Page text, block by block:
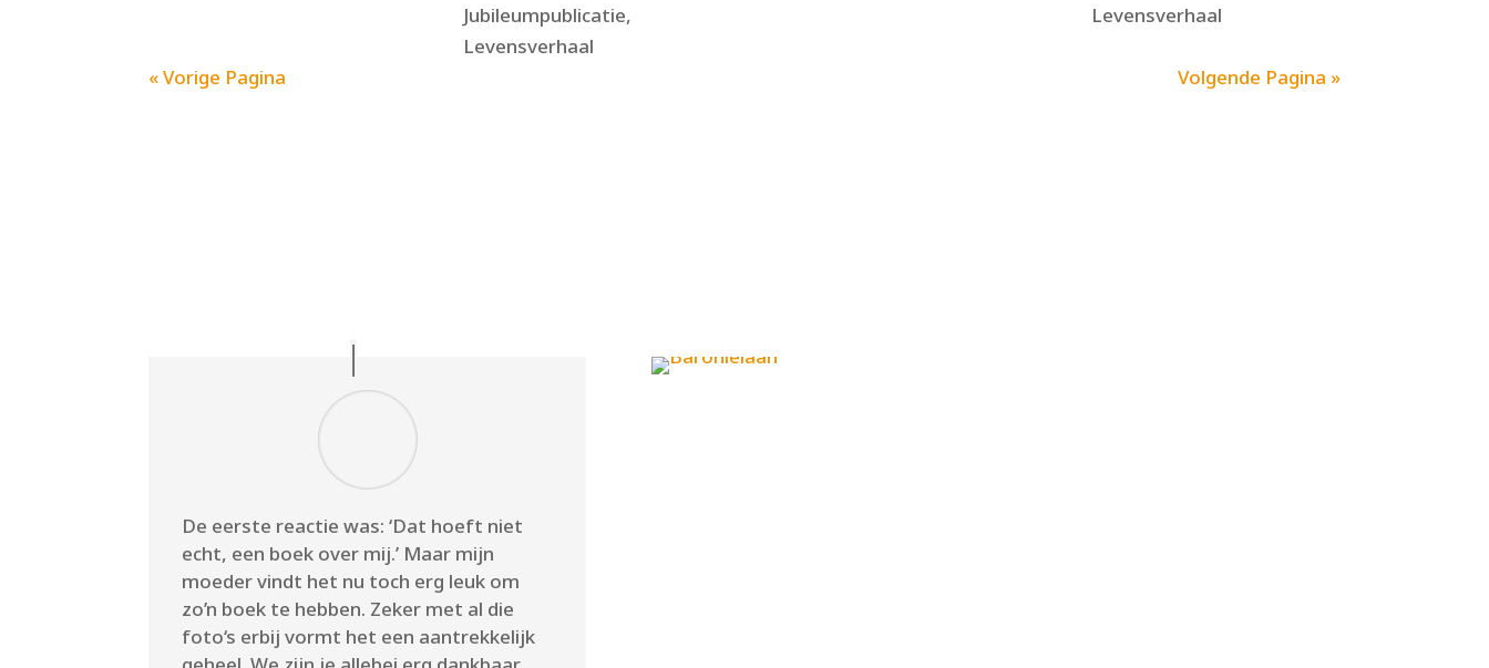
Jubileumpublicatie,
Levensverhaal
Levensverhaal
« Vorige Pagina Volgende Pagina »
De eerste reactie was: ‘Dat hoeft niet
echt, een boek over mij.’ Maar mijn
moeder vindt het nu toch erg leuk om
zo’n boek te hebben. Zeker met al die
foto‘s erbij vormt het een aantrekkelijk